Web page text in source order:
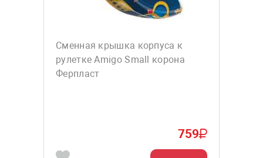
Сменная крышка корпуса к
рулетке Amigo Small корона
Ферпласт
759